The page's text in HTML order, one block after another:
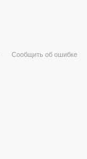
Сообщить об ошибке